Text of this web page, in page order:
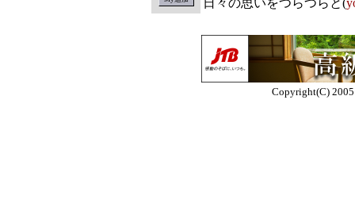
日々の思いをつらつらと(
Copyright(C)